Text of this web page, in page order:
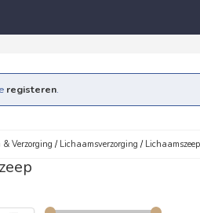
registeren.
& Verzorging / Lichaamsverzorging / Lichaamszeep